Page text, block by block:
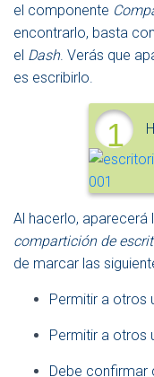
el componente
encontrarlo, basta
el Dash. Verás que
es escribirlo.
1
Al hacerlo, aparecerá
compartición de
de marcar las
Permitir a otros
Permitir a otros
Debe confirmar